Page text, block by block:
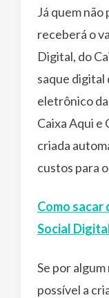
Já quem não
receberá o
Digital, do
saque digital
eletrônico
Caixa Aqui e
criada
custos para
Como sacar
Social
Se por
possível a